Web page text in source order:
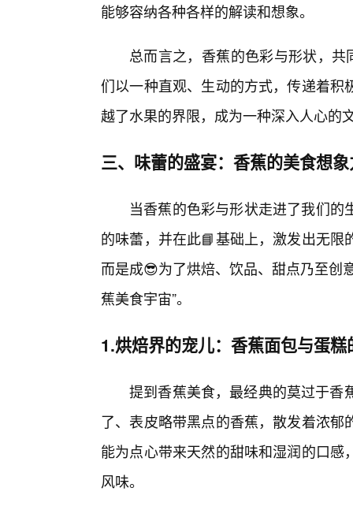
能够容纳各种各样的解读和想象。
总而言之，香蕉的色彩与形状，共
们以一种直观、生动的方式，传递着
越了水果的界限，成为一种深入人心的
三、味蕾的盛宴：香蕉的美食想
当香蕉的色彩与形状走进了我们
的味蕾，并在此📘基础上，激发出无
而是成😎为了烘焙、饮品、甜点乃至创
蕉美食宇宙”。
1.烘焙界的宠儿：香蕉面包与蛋糕
提到香蕉美食，最经典的莫过于香
了、表皮略带黑点的香蕉，散发着浓
能为点心带来天然的甜味和湿润的口
风味。